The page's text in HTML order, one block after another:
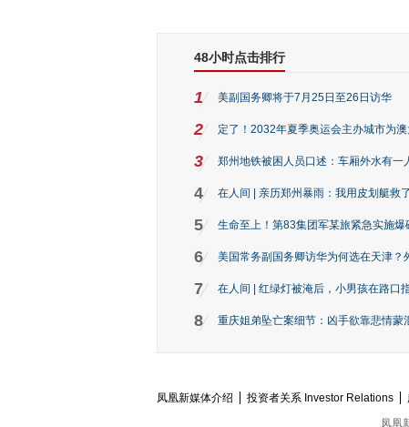
48小时点击排行
1 美副国务卿将于7月25日至26日访华
2 定了！2032年夏季奥运会主办城市为
3 郑州地铁被困人员口述：车厢外水有一
4 在人间 | 亲历郑州暴雨：我用皮划艇救
5 生命至上！第83集团军某旅紧急实施爆
6 美国常务副国务卿访华为何选在天津？
7 在人间 | 红绿灯被淹后，小男孩在路口
8 重庆姐弟坠亡案细节：凶手欲靠悲情蒙
凤凰新媒体介绍 投资者关系 Investor Relations
凤凰